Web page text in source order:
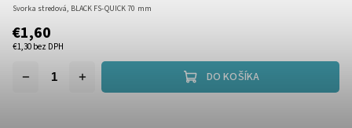
€1,30 bez DPH
€1,60
DO KOŠÍKA
Svorka stredová, BLACK FS-QUICK 70 mm